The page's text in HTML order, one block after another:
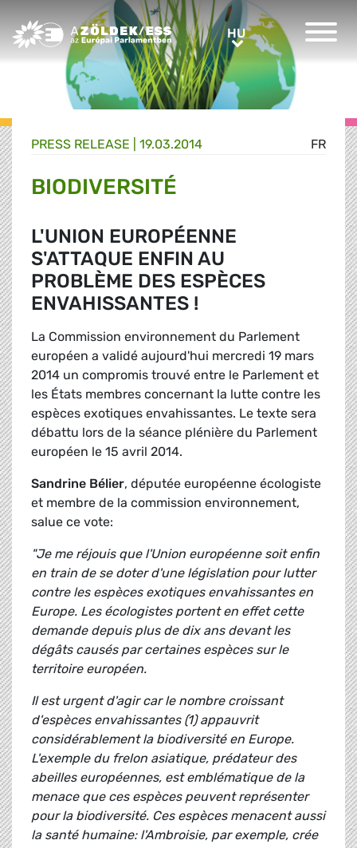
Greens/EFA Home HUHU
FR
PRESS RELEASE | 19.03.2014
BIODIVERSITÉ
L'UNION EUROPÉENNE
S'ATTAQUE ENFIN AU
PROBLÈME DES ESPÈCES
ENVAHISSANTES !
La Commission environnement du Parlement
européen a validé aujourd'hui mercredi 19 mars
2014 un compromis trouvé entre le Parlement et
les États membres concernant la lutte contre les
espèces exotiques envahissantes. Le texte sera
débattu lors de la séance plénière du Parlement
européen le 15 avril 2014.
Sandrine Bélier, députée européenne écologiste
et membre de la commission environnement,
salue ce vote:
"Je me réjouis que l'Union européenne soit enfin
en train de se doter d'une législation pour lutter
contre les espèces exotiques envahissantes en
Europe. Les écologistes portent en effet cette
demande depuis plus de dix ans devant les
dégâts causés par certaines espèces sur le
territoire européen.
Il est urgent d'agir car le nombre croissant
d'espèces envahissantes (1) appauvrit
considérablement la biodiversité en Europe.
L'exemple du frelon asiatique, prédateur des
abeilles européennes, est emblématique de la
menace que ces espèces peuvent représenter
pour la biodiversité. Ces espèces menacent aussi
la santé humaine: l'Ambroisie, par exemple, crée